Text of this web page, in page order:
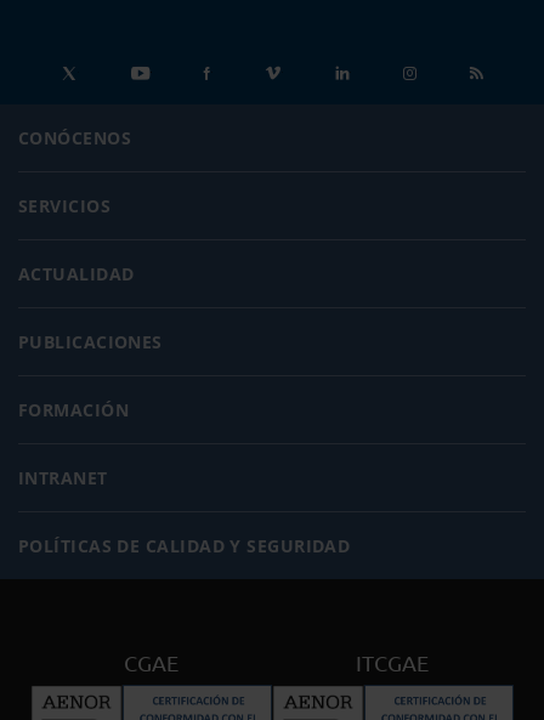
CONÓCENOS
SERVICIOS
ACTUALIDAD
PUBLICACIONES
FORMACIÓN
INTRANET
POLÍTICAS DE CALIDAD Y SEGURIDAD
CGAE ITCGAE